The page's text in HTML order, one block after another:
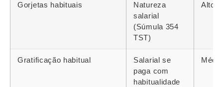
Gorjetas habituais
Natureza
salarial
(Súmula 354
TST)
Alto
Gratificação habitual
Salarial se
paga com
habitualidade